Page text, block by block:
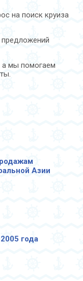
на поиск круиза
а мы помогаем
Азии
года